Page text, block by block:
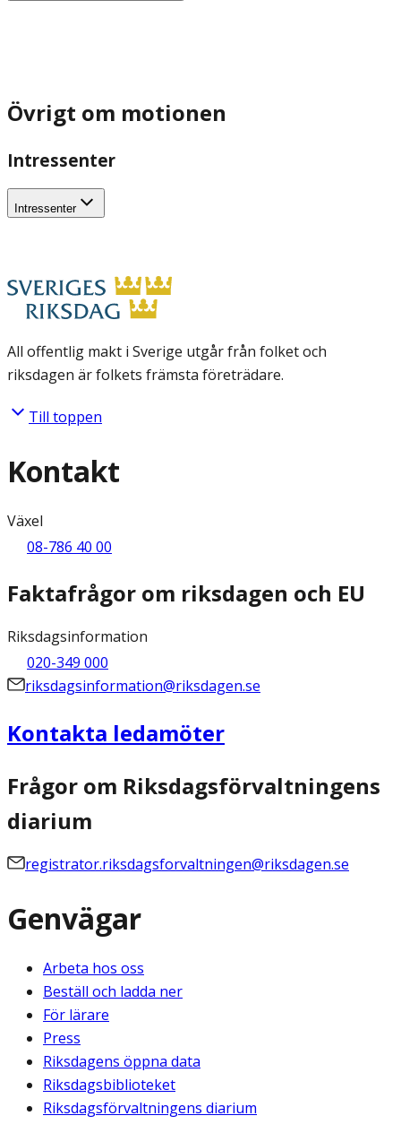
Övrigt om motionen
Intressenter
Intressenter
All offentlig makt i Sverige utgår från folket och
riksdagen är folkets främsta företrädare.
Till toppen
Kontakt
Växel
08-786 40 00
Faktafrågor om riksdagen och EU
Riksdagsinformation
020-349 000
riksdagsinformation@riksdagen.se
Kontakta ledamöter
Frågor om Riksdagsförvaltningens
diarium
registrator.riksdagsforvaltningen@riksdagen.se
Genvägar
Arbeta hos oss
Beställ och ladda ner
För lärare
Press
Riksdagens öppna data
Riksdagsbiblioteket
Riksdagsförvaltningens diarium